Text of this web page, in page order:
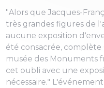
"Alors que Jacques-
très grandes figures de
aucune exposition
été consacrée, complète
musée des Monuments
cet oubli avec une
nécessaire."